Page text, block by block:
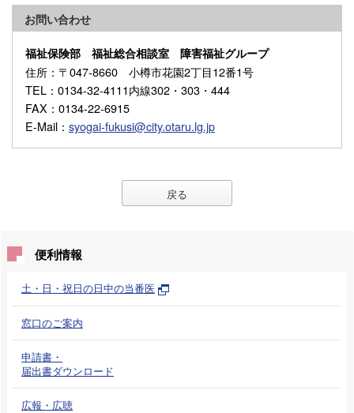
お問い合わせ
福祉保険部 福祉総合相談室 障害福祉グループ
住所 ：〒047-8660 小樽市花園2丁目12番1号
TEL ：0134-32-4111内線302・303・444
FAX ：0134-22-6915
E-Mail ： syogai-fukusi@city.otaru.lg.jp
戻る
便利情報
土・日・祝日の日中の当番医
窓口のご案内
申請書・
届出書ダウンロード
広報・広聴